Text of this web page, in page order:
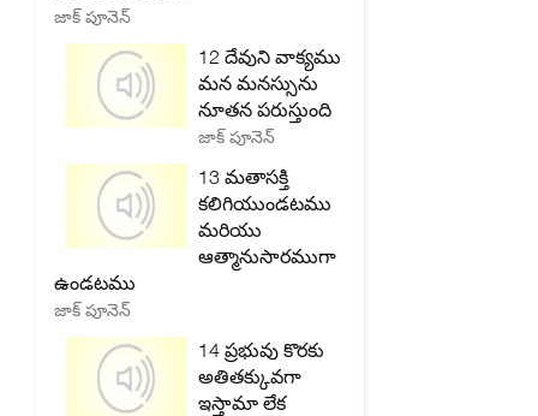
జాక్ పూనెన్
12 దేవుని వాక్యము
మన మనస్సును
నూతన పరుస్తుంది
జాక్ పూనెన్
13 మతాసక్తి
కలిగియుండటము
మరియు
ఆత్మానుసారముగా
ఉండటము
జాక్ పూనెన్
14 ప్రభువు కొరకు
అతితక్కువగా
ఇస్తామా లేక